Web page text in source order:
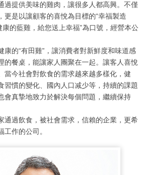
過提供美味的雞肉，讓很多人都高興。不僅
更是以讓顧客的喜悅為目標的“幸福製造
康的藍雞，給您送上幸福”為口號，經營本公
康的“有田雞”，讓消費者對新鮮度和味道感
的餐桌，能讓家人團聚在一起。讓客人喜悅
當今社會對飲食的需求越來越多樣化，健
習慣的變化、國內人口减少等，持續的課題
會真摯地致力於解決每個問題，繼續保持
通過飲食，被社會需求，信賴的企業，更希
作的公司。